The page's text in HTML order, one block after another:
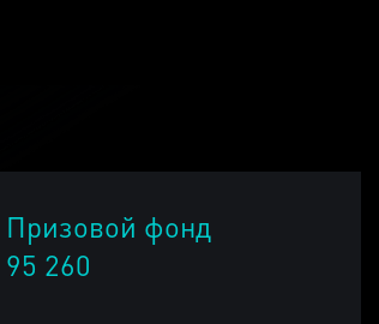
Призовой фонд
95 260